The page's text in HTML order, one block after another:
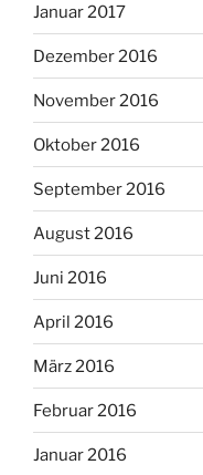
Januar 2017
Dezember 2016
November 2016
Oktober 2016
September 2016
August 2016
Juni 2016
April 2016
März 2016
Februar 2016
Januar 2016